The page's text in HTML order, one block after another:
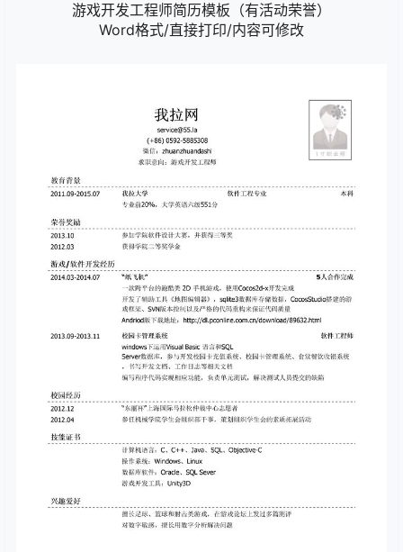
游戏开发工程师简历模板（有活动荣誉）
Word格式/直接打印/内容可修改